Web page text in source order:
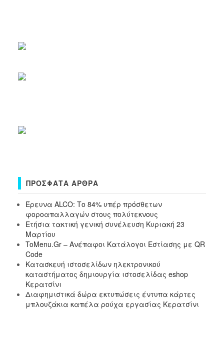
ΠΡΌΣΦΑΤΑ ΆΡΘΡΑ
Έρευνα ALCO: Το 84% υπέρ πρόσθετων
φοροαπαλλαγών στους πολύτεκνους
Ετήσια τακτική γενική συνέλευση Κυριακή 23
Μαρτίου
ToMenu.Gr – Ανέπαφοι Κατάλογοι Εστίασης με QR
Code
Κατασκευή ιστοσελίδων ηλεκτρονικού
καταστήματος δημιουργία ιστοσελίδας eshop
Κερατσίνι
Διαφημιστικά δώρα εκτυπώσεις έντυπα κάρτες
μπλουζάκια καπέλα ρούχα εργασίας Κερατσίνι